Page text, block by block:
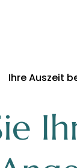
Ihre Auszeit